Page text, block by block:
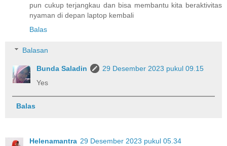
pun cukup terjangkau dan bisa membantu kita beraktivitas
nyaman di depan laptop kembali
Balas
Balasan
Bunda Saladin
29 Desember 2023 pukul 09.15
Yes
Balas
Helenamantra 29 Desember 2023 pukul 05.34